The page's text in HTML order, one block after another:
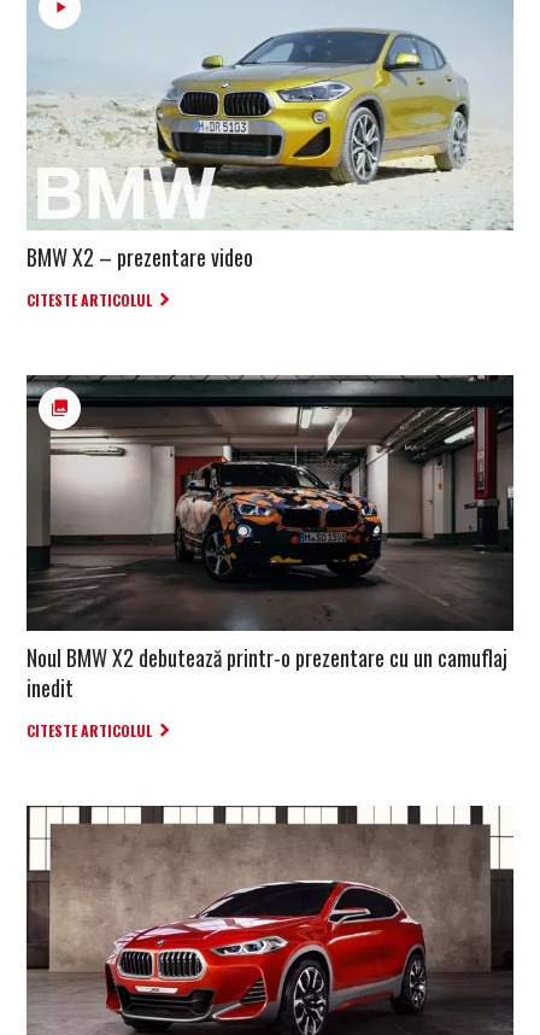
BMW X2 – prezentare video
CITESTE ARTICOLUL
Noul BMW X2 debutează printr-o prezentare cu un camuflaj
inedit
CITESTE ARTICOLUL